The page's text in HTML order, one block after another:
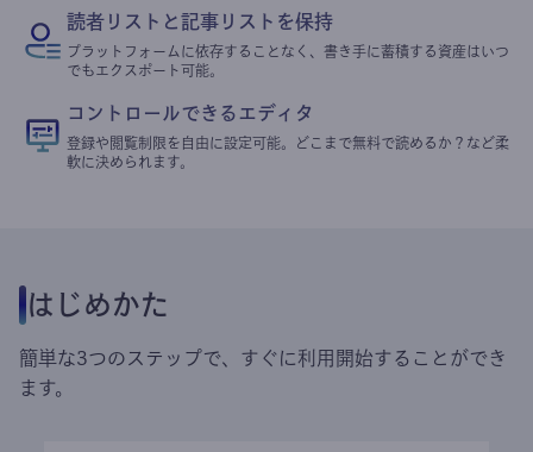
読者リストと記事リストを保持
プラットフォームに依存することなく、書き手に蓄積する資産はいつ
でもエクスポート可能。
コントロールできるエディタ
登録や閲覧制限を自由に設定可能。どこまで無料で読めるか？など柔
軟に決められます。
はじめかた
簡単な3つのステップで、すぐに利用開始することができ
ます。